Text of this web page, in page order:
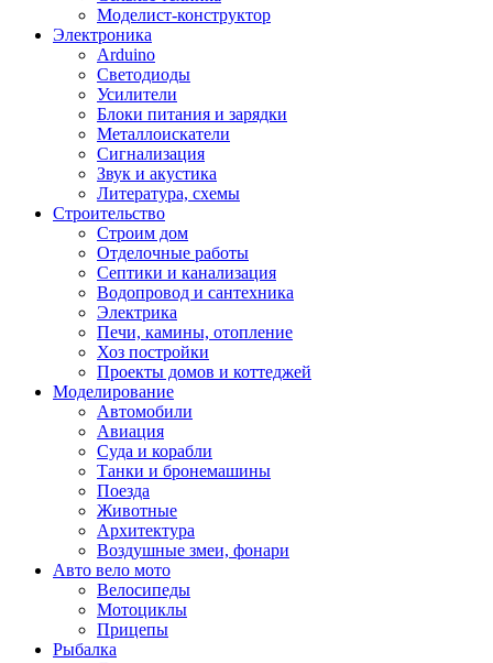
Моделист-конструктор
Электроника
Arduino
Светодиоды
Усилители
Блоки питания и зарядки
Металлоискатели
Сигнализация
Звук и акустика
Литература, схемы
Строительство
Строим дом
Отделочные работы
Септики и канализация
Водопровод и сантехника
Электрика
Печи, камины, отопление
Хоз постройки
Проекты домов и коттеджей
Моделирование
Автомобили
Авиация
Суда и корабли
Танки и бронемашины
Поезда
Животные
Архитектура
Воздушные змеи, фонари
Авто вело мото
Велосипеды
Мотоциклы
Прицепы
Рыбалка